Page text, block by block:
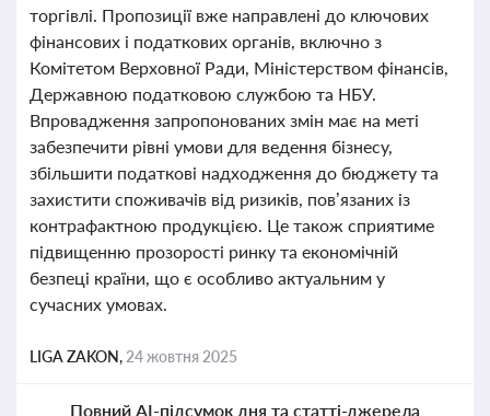
торгівлі. Пропозиції вже направлені до ключових
фінансових і податкових органів, включно з
Комітетом Верховної Ради, Міністерством фінансів,
Державною податковою службою та НБУ.
Впровадження запропонованих змін має на меті
забезпечити рівні умови для ведення бізнесу,
збільшити податкові надходження до бюджету та
захистити споживачів від ризиків, пов’язаних із
контрафактною продукцією. Це також сприятиме
підвищенню прозорості ринку та економічній
безпеці країни, що є особливо актуальним у
сучасних умовах.
LIGA ZAKON, 24 жовтня 2025
Повний AI-підсумок дня та статті-джерела